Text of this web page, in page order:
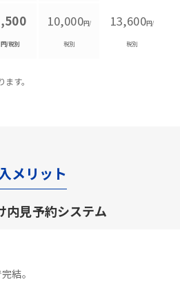
円/税別
10,000円/
税別
13,600円/
税別
す。
メリット
内見予約システム
結。